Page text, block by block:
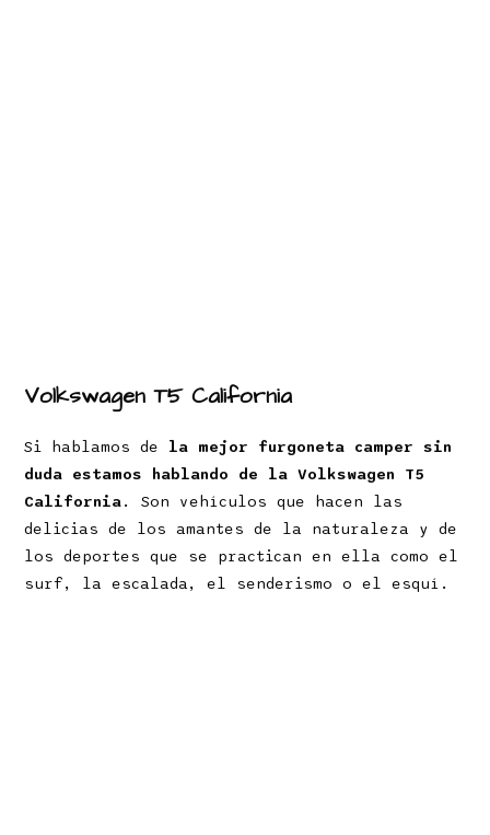
Volkswagen T5 California
Si hablamos de la mejor furgoneta camper sin
duda estamos hablando de la Volkswagen T5
California. Son vehículos que hacen las
delicias de los amantes de la naturaleza y de
los deportes que se practican en ella como el
surf, la escalada, el senderismo o el esquí.